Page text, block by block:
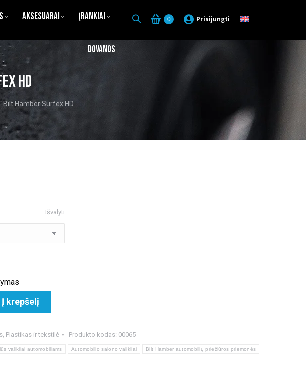
Aksesuarai Įrankiai
Dovanos
0 Prisijungti
HD
Bilt Hamber Surfex HD
Išvalyti
Į krepšelį
, Plastikas ir tekstilė Produkto kodas: 00065
valikliai automobiliams Automobilio salono valikliai Bilt Hamber automobilių priežiūros priemonės